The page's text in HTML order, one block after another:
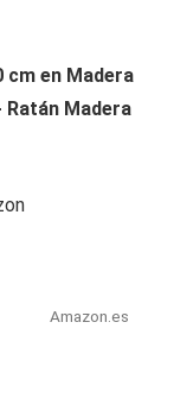
cm en Madera
Ratán Madera
Amazon.es